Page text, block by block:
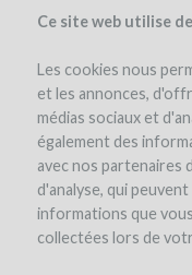
Ce site web utilise
Les cookies nous
et les annonces,
médias sociaux et
également des
avec nos partenaires
d'analyse, qui
informations que
collectées lors de
el